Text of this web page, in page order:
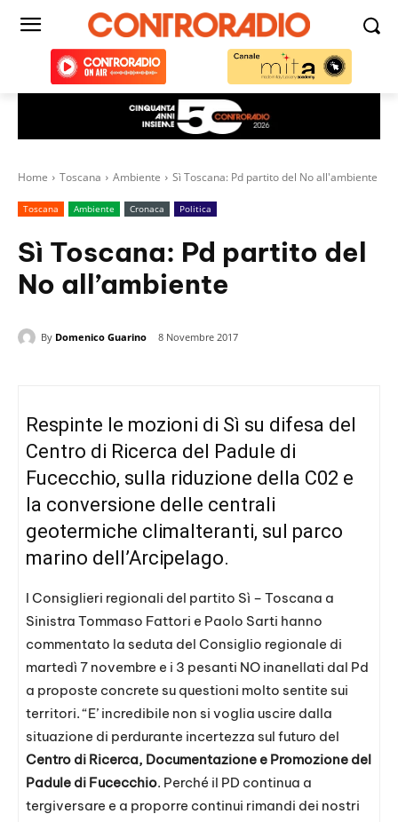
Home Toscana Ambiente Sì Toscana: Pd partito del No all'ambiente
Toscana Ambiente Cronaca Politica
Sì Toscana: Pd partito del
No all’ambiente
By Domenico Guarino 8 Novembre 2017
Respinte le mozioni di Sì su difesa del
Centro di Ricerca del Padule di
Fucecchio, sulla riduzione della C02 e
la conversione delle centrali
geotermiche climalteranti, sul parco
marino dell’Arcipelago.
I Consiglieri regionali del partito Sì – Toscana a
Sinistra Tommaso Fattori e Paolo Sarti hanno
commentato la seduta del Consiglio regionale di
martedì 7 novembre e i 3 pesanti NO inanellati dal Pd
a proposte concrete su questioni molto sentite sui
territori. “E’ incredibile non si voglia uscire dalla
situazione di perdurante incertezza sul futuro del
Centro di Ricerca, Documentazione e Promozione del
Padule di Fucecchio. Perché il PD continua a
tergiversare e a proporre continui rimandi dei nostri